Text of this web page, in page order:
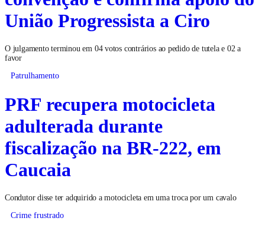
União Progressista a Ciro
O julgamento terminou em 04 votos contrários ao pedido de tutela e 02 a
favor
Patrulhamento
PRF recupera motocicleta
adulterada durante
fiscalização na BR-222, em
Caucaia
Condutor disse ter adquirido a motocicleta em uma troca por um cavalo
Crime frustrado